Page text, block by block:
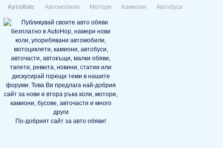
АутоХоп: Автомобили Мотори Камиони Автобуси
По-добрият сайт за авто обяви!